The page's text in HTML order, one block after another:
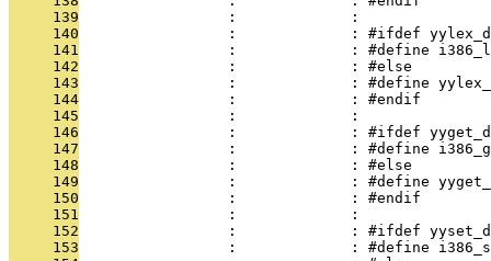
     139
                 :             :
     140
:             : #ifdef
     141
:             : #define
     142
                 :             : #else
     143
:             : #define
     144
                 :             : #endif
     145
                 :             :
     146
:             : #ifdef
     147
:             : #define
     148
                 :             : #else
     149
:             : #define
     150
                 :             : #endif
     151
                 :             :
     152
:             : #ifdef
     153
:             : #define